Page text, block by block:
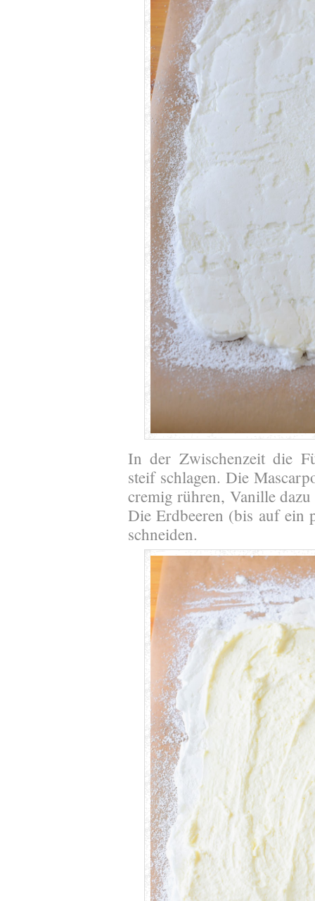
In der Zwischenzeit die
steif schlagen. Die
cremig rühren, Vanille
Die Erdbeeren (bis auf ein
schneiden.